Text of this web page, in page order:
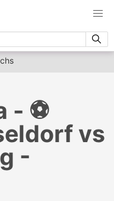
- ⚽️
vs
-